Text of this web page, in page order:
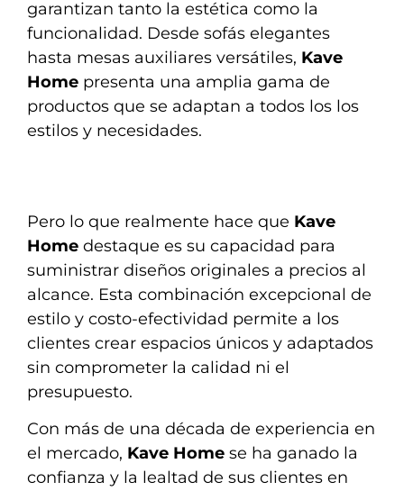
garantizan tanto la estética como la
funcionalidad. Desde sofás elegantes
hasta mesas auxiliares versátiles, Kave
Home presenta una amplia gama de
productos que se adaptan a todos los los
estilos y necesidades.
Pero lo que realmente hace que Kave
Home destaque es su capacidad para
suministrar diseños originales a precios al
alcance. Esta combinación excepcional de
estilo y costo-efectividad permite a los
clientes crear espacios únicos y adaptados
sin comprometer la calidad ni el
presupuesto.
Con más de una década de experiencia en
el mercado, Kave Home se ha ganado la
confianza y la lealtad de sus clientes en